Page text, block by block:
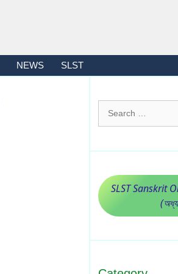
NEWS SLST
for:
SLST Sanskrit